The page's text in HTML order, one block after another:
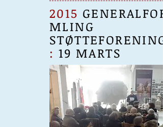
2015
MLING
: 19 MARTS